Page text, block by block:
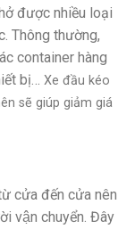
được nhiều loại
Thông thường,
container hàng
bị… Xe đầu kéo
sẽ giúp giảm giá
cửa đến cửa nên
vận chuyển. Đây